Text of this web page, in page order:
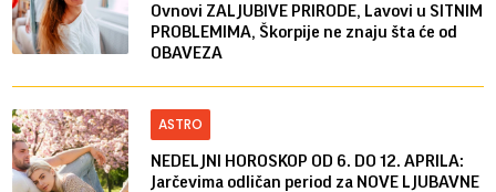
Ovnovi ZALJUBIVE PRIRODE, Lavovi u SITNIM
PROBLEMIMA, Škorpije ne znaju šta će od
OBAVEZA
ASTRO
NEDELJNI HOROSKOP OD 6. DO 12. APRILA:
Jarčevima odličan period za NOVE LJUBAVNE